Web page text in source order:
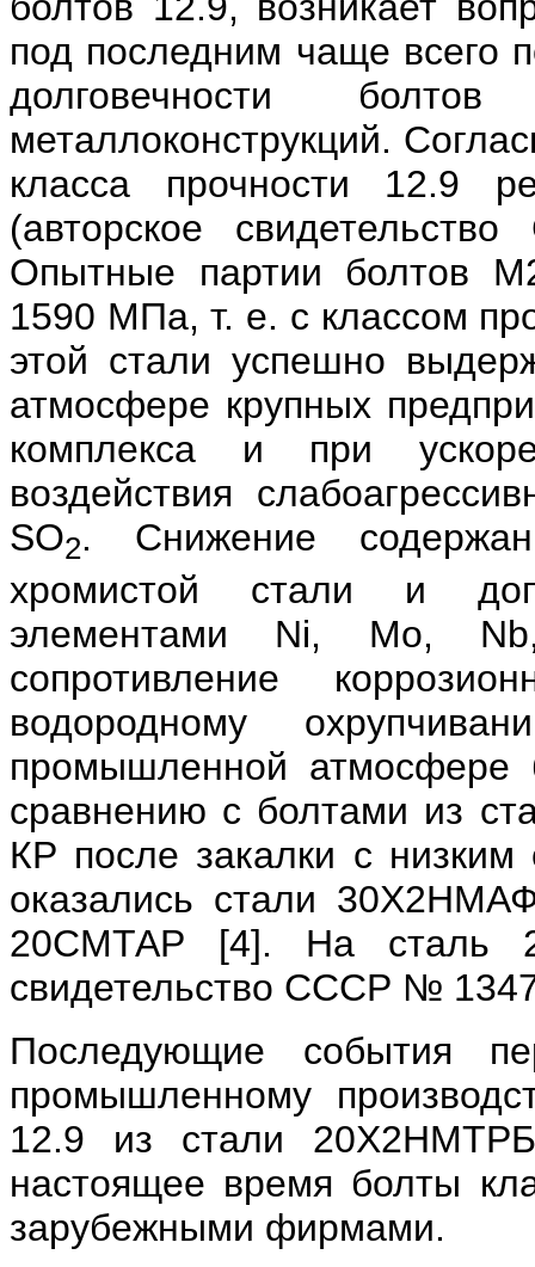
под последним чаще всего
долговечности
металлоконструкций.
класса прочности 12.9
(авторское
Опытные партии болтов
1590 МПа, т. е. с классом
этой стали успешно
атмосфере крупных
комплекса и при
воздействия
SO2. Снижение
хромистой стали и
элементами Ni, Mo,
сопротивление
водородному
промышленной
сравнению с болтами из
КР после закалки с
оказались стали
20СМТАР [4]. На сталь
свидетельство СССР №
Последующие события
промышленному
12.9 из стали
настоящее время болты
зарубежными фирмами.